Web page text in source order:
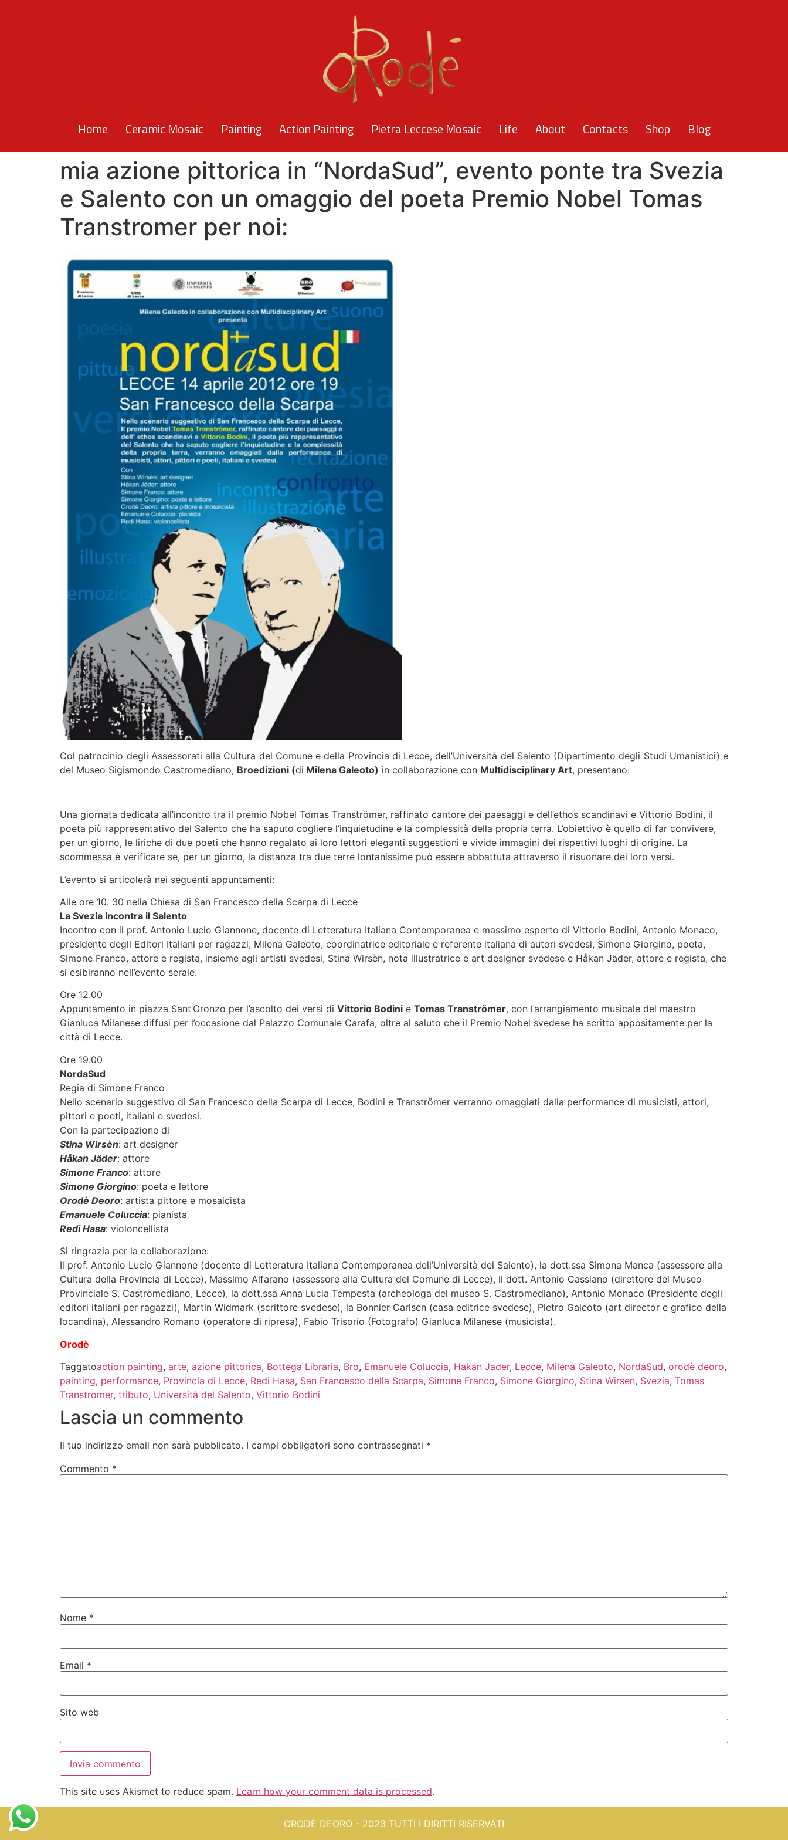
Home Ceramic Mosaic Painting Action Painting Pietra Leccese Mosaic Life About Contacts Shop Blog
mia azione pittorica in “NordaSud”, evento ponte tra Svezia
e Salento con un omaggio del poeta Premio Nobel Tomas
Transtromer per noi:
Col patrocinio degli Assessorati alla Cultura del Comune e della Provincia di Lecce, dell’Università del Salento (Dipartimento degli Studi Umanistici) e
del Museo Sigismondo Castromediano, Broedizioni (di Milena Galeoto) in collaborazione con Multidisciplinary Art, presentano:
Una giornata dedicata all’incontro tra il premio Nobel Tomas Tranströmer, raffinato cantore dei paesaggi e dell’ethos scandinavi e Vittorio Bodini, il
poeta più rappresentativo del Salento che ha saputo cogliere l’inquietudine e la complessità della propria terra. L’obiettivo è quello di far convivere,
per un giorno, le liriche di due poeti che hanno regalato ai loro lettori eleganti suggestioni e vivide immagini dei rispettivi luoghi di origine. La
scommessa è verificare se, per un giorno, la distanza tra due terre lontanissime può essere abbattuta attraverso il risuonare dei loro versi.
L’evento si articolerà nei seguenti appuntamenti:
Alle ore 10. 30 nella Chiesa di San Francesco della Scarpa di Lecce
La Svezia incontra il Salento
Incontro con il prof. Antonio Lucio Giannone, docente di Letteratura Italiana Contemporanea e massimo esperto di Vittorio Bodini, Antonio Monaco,
presidente degli Editori Italiani per ragazzi, Milena Galeoto, coordinatrice editoriale e referente italiana di autori svedesi, Simone Giorgino, poeta,
Simone Franco, attore e regista, insieme agli artisti svedesi, Stina Wirsèn, nota illustratrice e art designer svedese e Håkan Jäder, attore e regista, che
si esibiranno nell’evento serale.
Ore 12.00
Appuntamento in piazza Sant’Oronzo per l’ascolto dei versi di Vittorio Bodini e Tomas Tranströmer, con l’arrangiamento musicale del maestro
Gianluca Milanese diffusi per l’occasione dal Palazzo Comunale Carafa, oltre al saluto che il Premio Nobel svedese ha scritto appositamente per la
città di Lecce.
Ore 19.00
NordaSud
Regia di Simone Franco
Nello scenario suggestivo di San Francesco della Scarpa di Lecce, Bodini e Tranströmer verranno omaggiati dalla performance di musicisti, attori,
pittori e poeti, italiani e svedesi.
Con la partecipazione di
Stina Wirsèn: art designer
Håkan Jäder: attore
Simone Franco: attore
Simone Giorgino: poeta e lettore
Orodè Deoro: artista pittore e mosaicista
Emanuele Coluccia: pianista
Redi Hasa: violoncellista
Si ringrazia per la collaborazione:
Il prof. Antonio Lucio Giannone (docente di Letteratura Italiana Contemporanea dell’Università del Salento), la dott.ssa Simona Manca (assessore alla
Cultura della Provincia di Lecce), Massimo Alfarano (assessore alla Cultura del Comune di Lecce), il dott. Antonio Cassiano (direttore del Museo
Provinciale S. Castromediano, Lecce), la dott.ssa Anna Lucia Tempesta (archeologa del museo S. Castromediano), Antonio Monaco (Presidente degli
editori italiani per ragazzi), Martin Widmark (scrittore svedese), la Bonnier Carlsen (casa editrice svedese), Pietro Galeoto (art director e grafico della
locandina), Alessandro Romano (operatore di ripresa), Fabio Trisorio (Fotografo) Gianluca Milanese (musicista).
Orodè
Taggatoaction painting, arte, azione pittorica, Bottega Libraria, Bro, Emanuele Coluccia, Hakan Jader, Lecce, Milena Galeoto, NordaSud, orodè deoro,
painting, performance, Provincia di Lecce, Redi Hasa, San Francesco della Scarpa, Simone Franco, Simone Giorgino, Stina Wirsen, Svezia, Tomas
Transtromer, tributo, Università del Salento, Vittorio Bodini
Lascia un commento
Il tuo indirizzo email non sarà pubblicato. I campi obbligatori sono contrassegnati *
Commento *
Nome *
Email *
Sito web
This site uses Akismet to reduce spam. Learn how your comment data is processed.
ORODÈ DEORO - 2023 TUTTI I DIRITTI RISERVATI